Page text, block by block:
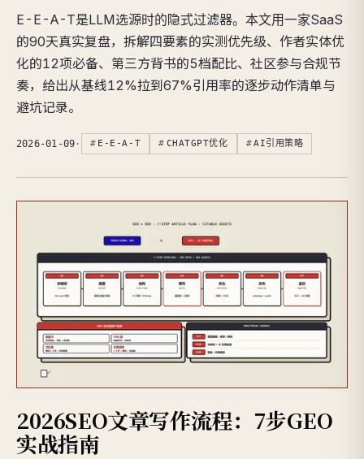
E-E-A-T是LLM选源时的隐式过滤器。本文用一家SaaS
的90天真实复盘，拆解四要素的实测优先级、作者实体优
化的12项必备、第三方背书的5档配比、社区参与合规节
奏，给出从基线12%拉到67%引用率的逐步动作清单与
避坑记录。
2026-01-09 · E-E-A-T CHATGPT优化 AI引用策略
2026SEO文章写作流程：7步GEO
实战指南